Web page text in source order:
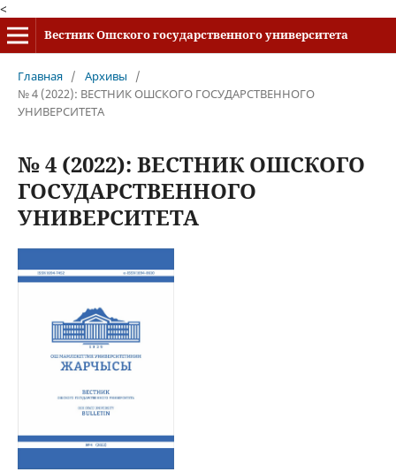
<
Вестник Ошского государственного университета
Главная / Архивы
/
№ 4 (2022): ВЕСТНИК ОШСКОГО ГОСУДАРСТВЕННОГО
УНИВЕРСИТЕТА
№ 4 (2022): ВЕСТНИК ОШСКОГО
ГОСУДАРСТВЕННОГО
УНИВЕРСИТЕТА